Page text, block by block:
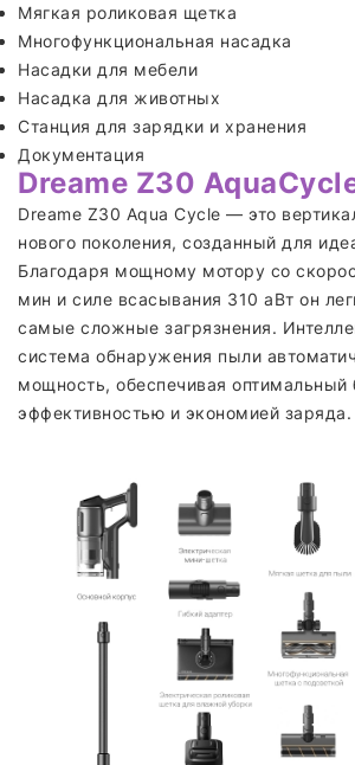
Мягкая роликовая щетка
Многофункциональная насадка
Насадки для мебели
Насадка для животных
Станция для зарядки и хранения
Документация
Dreame Z30
Dreame Z30 Aqua Cycle — это
нового поколения, созданный для
Благодаря мощному мотору со
мин и силе всасывания 310 аВт он
самые сложные загрязнения.
система обнаружения пыли
мощность, обеспечивая
эффективностью и экономией заряда.